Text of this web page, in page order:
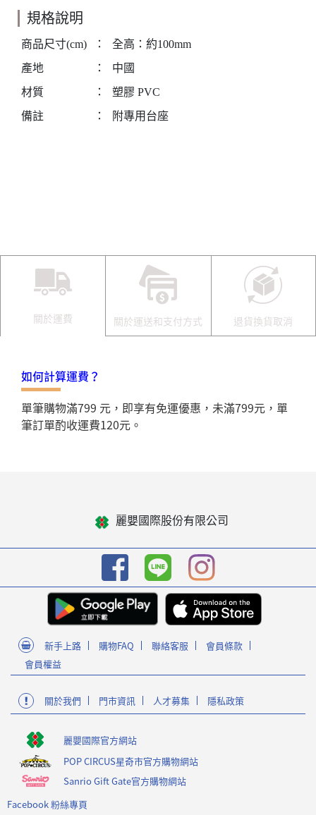
規格說明
商品尺寸(cm) ：
全高：約100mm
產地
：
中國
材質
：
塑膠 PVC
備註
： 附專用台座
關於運費 關於運送和支付方式 退貨換貨取消
如何計算運費？
單筆購物滿799 元，即享有免運優惠，未滿799元，單
筆訂單酌收運費120元。
麗嬰國際股份有限公司
新手上路 購物FAQ 聯絡客服
會員條款
會員權益
關於我們 門市資訊 人才募集 隱私政策
麗嬰國際官方網站
POP CIRCUS星奇市官方購物網站
Sanrio Gift Gate官方購物網站
Facebook 粉絲專頁